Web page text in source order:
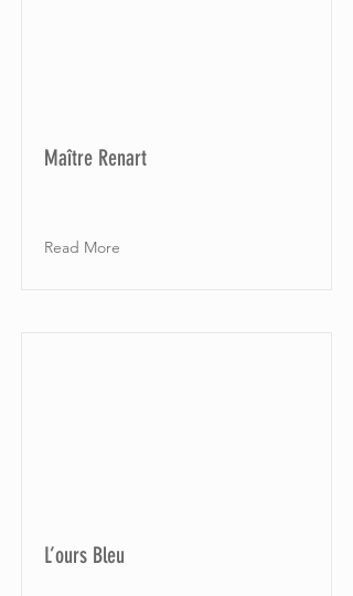
Maître Renart
Read More
L’ours Bleu